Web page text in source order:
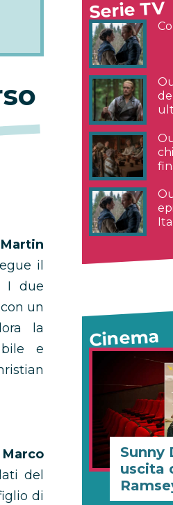
il
I due
un
la
e
del
di
Serie TV
Cinema
Sunny
uscita